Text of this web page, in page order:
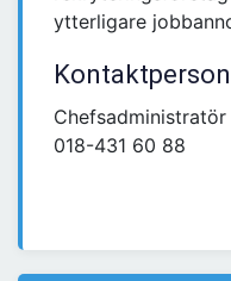
ytterligare
018-431 60 88